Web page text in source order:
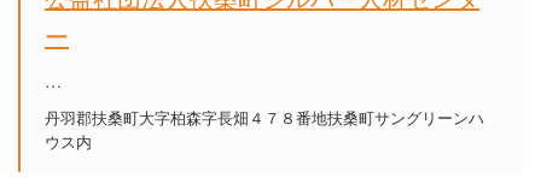
ー
…
丹羽郡扶桑町大字柏森字長畑４７８番地扶桑町サングリーンハ
ウス内